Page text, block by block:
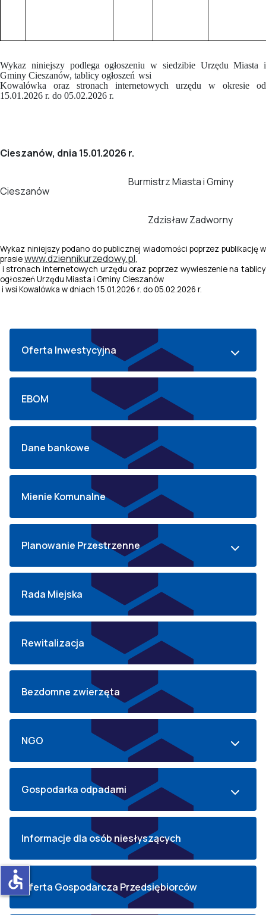
Wykaz niniejszy podlega ogłoszeniu w siedzibie Urzędu Miasta i
Gminy Cieszanów, tablicy ogłoszeń wsi
Kowalówka oraz stronach internetowych urzędu w okresie od
15.01.2026 r. do 05.02.2026 r.
Cieszanów, dnia 15.01.2026 r.
Burmistrz Miasta i Gminy
Cieszanów
Zdzisław Zadworny
Wykaz niniejszy podano do publicznej wiadomości poprzez publikację w
prasiewww.dziennikurzedowy.pl,
i stronach internetowych urzędu oraz poprzez wywieszenie na tablicy
ogłoszeń Urzędu Miasta i Gminy Cieszanów
i wsi Kowalówka w dniach 15.01.2026 r. do 05.02.2026 r.
Oferta Inwestycyjna
EBOM
Dane bankowe
Mienie Komunalne
Planowanie Przestrzenne
Rada Miejska
Rewitalizacja
Bezdomne zwierzęta
NGO
Gospodarka odpadami
Informacje dla osób niesłyszących
Oferta Gospodarcza Przedsiębiorców
accessible